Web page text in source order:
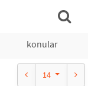
konular
14